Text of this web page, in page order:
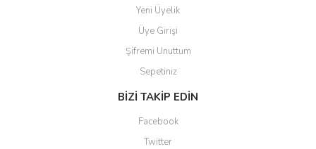
Yeni Üyelik
Üye Girişi
Şifremi Unuttum
Sepetiniz
BİZİ TAKİP EDİN
Facebook
Twitter